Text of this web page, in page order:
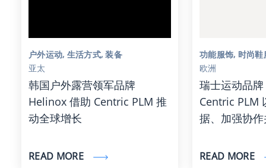
户外运动, 生活方式, 装备
亚太
韩国户外露营领军品牌
Helinox 借助 Centric PLM 推
动全球增长
READ MORE
功能服饰, 时尚
欧洲
瑞士运动品
Centric PLM
据、加强协
READ MORE